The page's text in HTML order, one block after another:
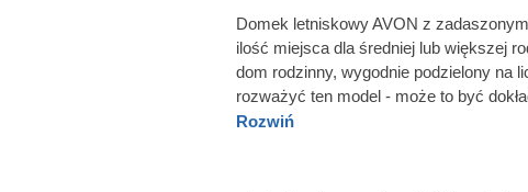
Domek letniskowy AVON z
ilość miejsca dla średniej lub większej
dom rodzinny, wygodnie podzielony na
rozważyć ten model - może to być
Rozwiń